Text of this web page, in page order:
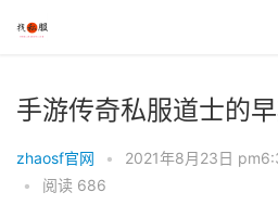
手游传奇私服道士的
zhaosf官网 • 2021年8月23日
•
阅读 686